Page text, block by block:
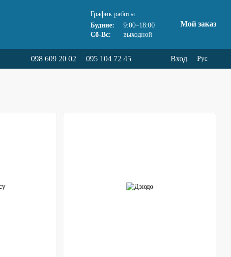
График работы:
Будние:
9:00–18:00
Сб-Вс:
выходной
Мой заказ
098 609 20 02 095 104 72 45 Вход Рус